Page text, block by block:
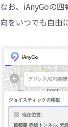
なお、iAnyGoの
向をいつでも自由